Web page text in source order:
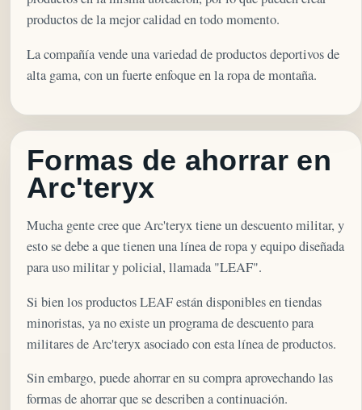
productos de la mejor calidad en todo momento.
La compañía vende una variedad de productos deportivos de
alta gama, con un fuerte enfoque en la ropa de montaña.
Formas de ahorrar en
Arc'teryx
Mucha gente cree que Arc'teryx tiene un descuento militar, y
esto se debe a que tienen una línea de ropa y equipo diseñada
para uso militar y policial, llamada "LEAF".
Si bien los productos LEAF están disponibles en tiendas
minoristas, ya no existe un programa de descuento para
militares de Arc'teryx asociado con esta línea de productos.
Sin embargo, puede ahorrar en su compra aprovechando las
formas de ahorrar que se describen a continuación.